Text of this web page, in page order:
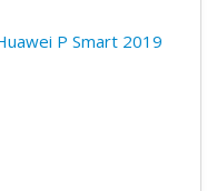
P Smart 2019